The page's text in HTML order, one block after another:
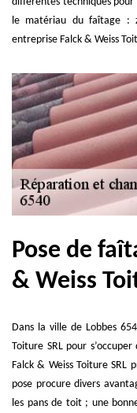
le matériau du faîtage :
entreprise Falck & Weiss
Pose de
& Weiss
Dans la ville de Lobbes
Toiture SRL pour
Falck & Weiss Toiture SRL
pose procure divers
les pans de toit ; une